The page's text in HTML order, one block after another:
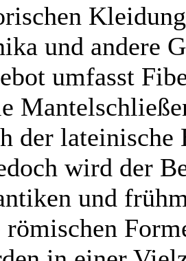
und andere
umfasst
der
wird der
und